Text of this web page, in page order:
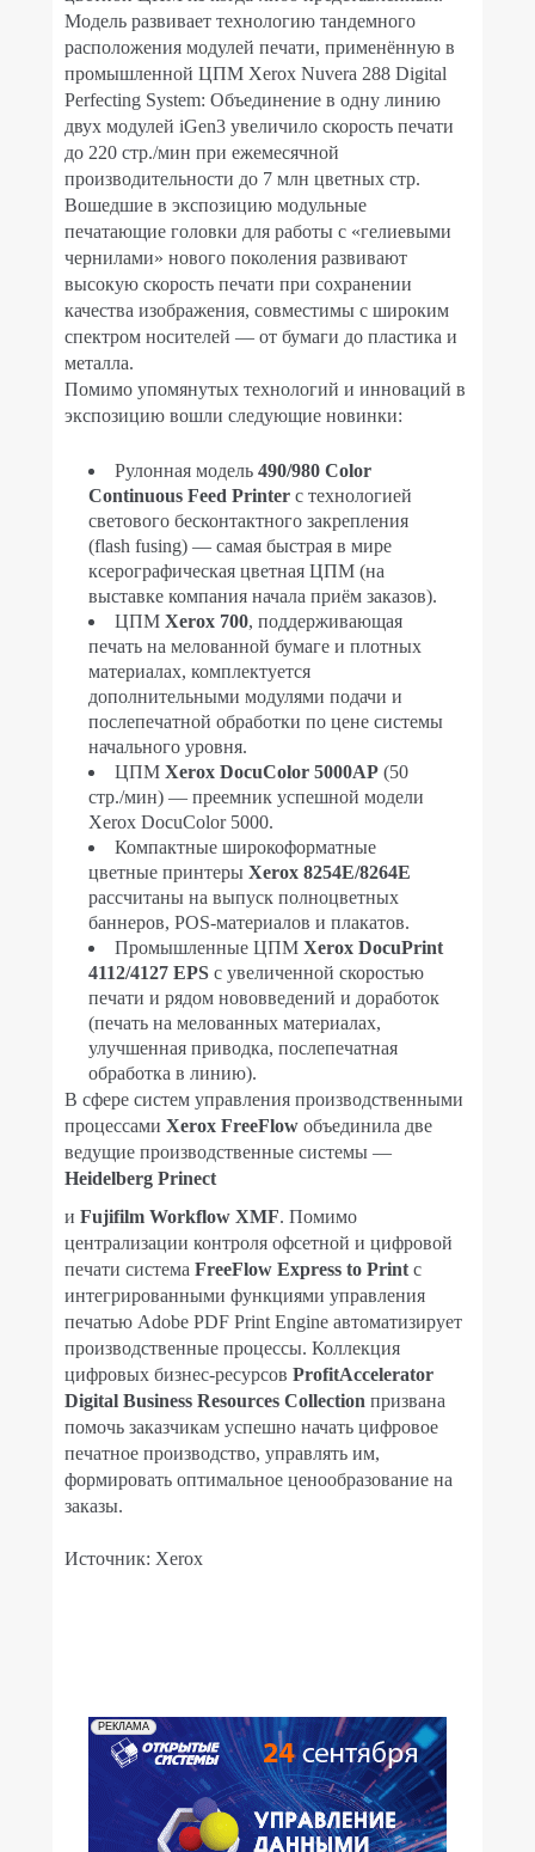
Модель развивает технологию тандемного
расположения модулей печати, применённую в
промышленной ЦПМ Xerox Nuvera 288 Digital
Perfecting System: Объединение в одну линию
двух модулей iGen3 увеличило скорость печати
до 220 стр./мин при ежемесячной
производительности до 7 млн цветных стр.
Вошедшие в экспозицию модульные
печатающие головки для работы с «гелиевыми
чернилами» нового поколения развивают
высокую скорость печати при сохранении
качества изображения, совместимы с широким
спектром носителей — от бумаги до пластика и
металла.
Помимо упомянутых технологий и инноваций в
экспозицию вошли следующие новинки:
Рулонная модель 490/980 Color
Continuous Feed Printer с технологией
светового бесконтактного закрепления
(flash fusing) — самая быстрая в мире
ксерографическая цветная ЦПМ (на
выставке компания начала приём заказов).
ЦПМ Xerox 700, поддерживающая
печать на мелованной бумаге и плотных
материалах, комплектуется
дополнительными модулями подачи и
послепечатной обработки по цене системы
начального уровня.
ЦПМ Xerox DocuColor 5000AP (50
стр./мин) — преемник успешной модели
Xerox DocuColor 5000.
Компактные широкоформатные
цветные принтеры Xerox 8254E/8264E
рассчитаны на выпуск полноцветных
баннеров, POS-материалов и плакатов.
Промышленные ЦПМ Xerox DocuPrint
4112/4127 EPS с увеличенной скоростью
печати и рядом нововведений и доработок
(печать на мелованных материалах,
улучшенная приводка, послепечатная
обработка в линию).
В сфере систем управления производственными
процессами Xerox FreeFlow объединила две
ведущие производственные системы —
Heidelberg Prinect
и Fujifilm Workflow XMF. Помимо
централизации контроля офсетной и цифровой
печати система FreeFlow Express to Print с
интегрированными функциями управления
печатью Adobe PDF Print Engine автоматизирует
производственные процессы. Коллекция
цифровых бизнес-ресурсов ProfitAccelerator
Digital Business Resources Collection призвана
помочь заказчикам успешно начать цифровое
печатное производство, управлять им,
формировать оптимальное ценообразование на
заказы.
Источник: Xerox
РЕКЛАМА